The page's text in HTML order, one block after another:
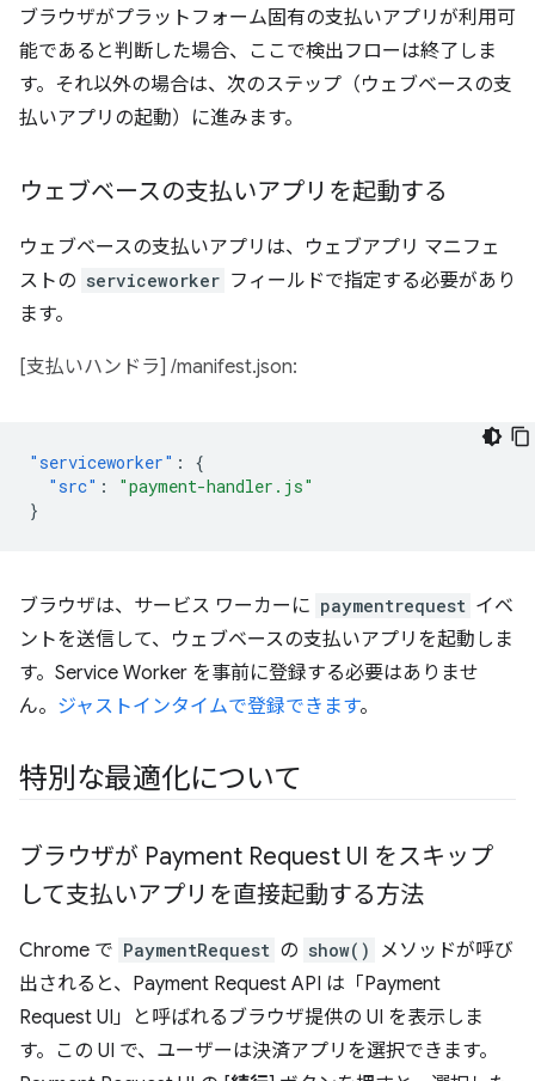
ブラウザがプラットフォーム固有の支払いアプリが利用可
能であると判断した場合、ここで検出フローは終了しま
す。それ以外の場合は、次のステップ（ウェブベースの支
払いアプリの起動）に進みます。
ウェブベースの支払いアプリを起動する
ウェブベースの支払いアプリは、ウェブアプリ マニフェ
ストの serviceworker フィールドで指定する必要があり
ます。
[支払いハンドラ] /manifest.json:
"serviceworker" :
{
"src" :
"payment-handler.js"
}
ブラウザは、サービス ワーカーに paymentrequest イベ
ントを送信して、ウェブベースの支払いアプリを起動しま
す。Service Worker を事前に登録する必要はありませ
ん。 ジャストインタイムで登録できます。
特別な最適化について
ブラウザが Payment Request UI をスキップ
して支払いアプリを直接起動する方法
Chrome で PaymentRequest の show()
メソッドが呼び
出されると、Payment Request API は「Payment
Request UI」と呼ばれるブラウザ提供の UI を表示しま
す。この UI で、ユーザーは決済アプリを選択できます。